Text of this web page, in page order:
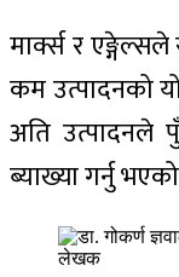
मार्क्स र
कम उत्पादनको
अति उत्पादनले
ब्याख्या गर्नु
लेखक